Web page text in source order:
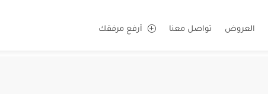
العروض تواصل معنا أرفع مرفقك